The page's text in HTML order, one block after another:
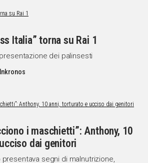
Italia” torna su Rai 1
dei palinsesti
i maschietti”: Anthony, 10
dai genitori
segni di malnutrizione,